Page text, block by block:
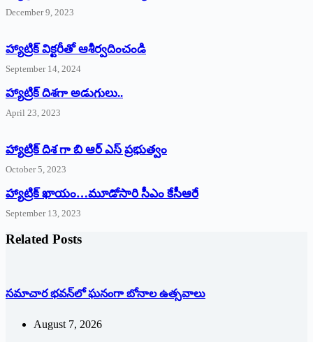
December 9, 2023
హ్యాట్రిక్‌ ‌విక్టరీతో ఆశీర్వదించండి
September 14, 2024
‌హ్యాట్రిక్‌ ‌దిశగా అడుగులు..
April 23, 2023
హ్యాట్రిక్ దిశ గా బి ఆర్ ఎస్ ప్రభుత్వం
October 5, 2023
హ్యాట్రిక్‌ ‌ఖాయం…మూడోసారి సీఎం కేసీఆరే
September 13, 2023
Related Posts
సమాచార భవన్‌లో ఘనంగా బోనాల ఉత్సవాలు
August 7, 2026